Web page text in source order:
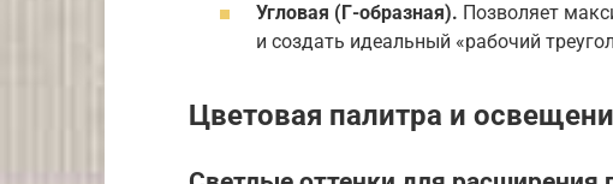
Угловая (Г-образная). Позволяет
и создать идеальный «рабочий
Цветовая палитра и